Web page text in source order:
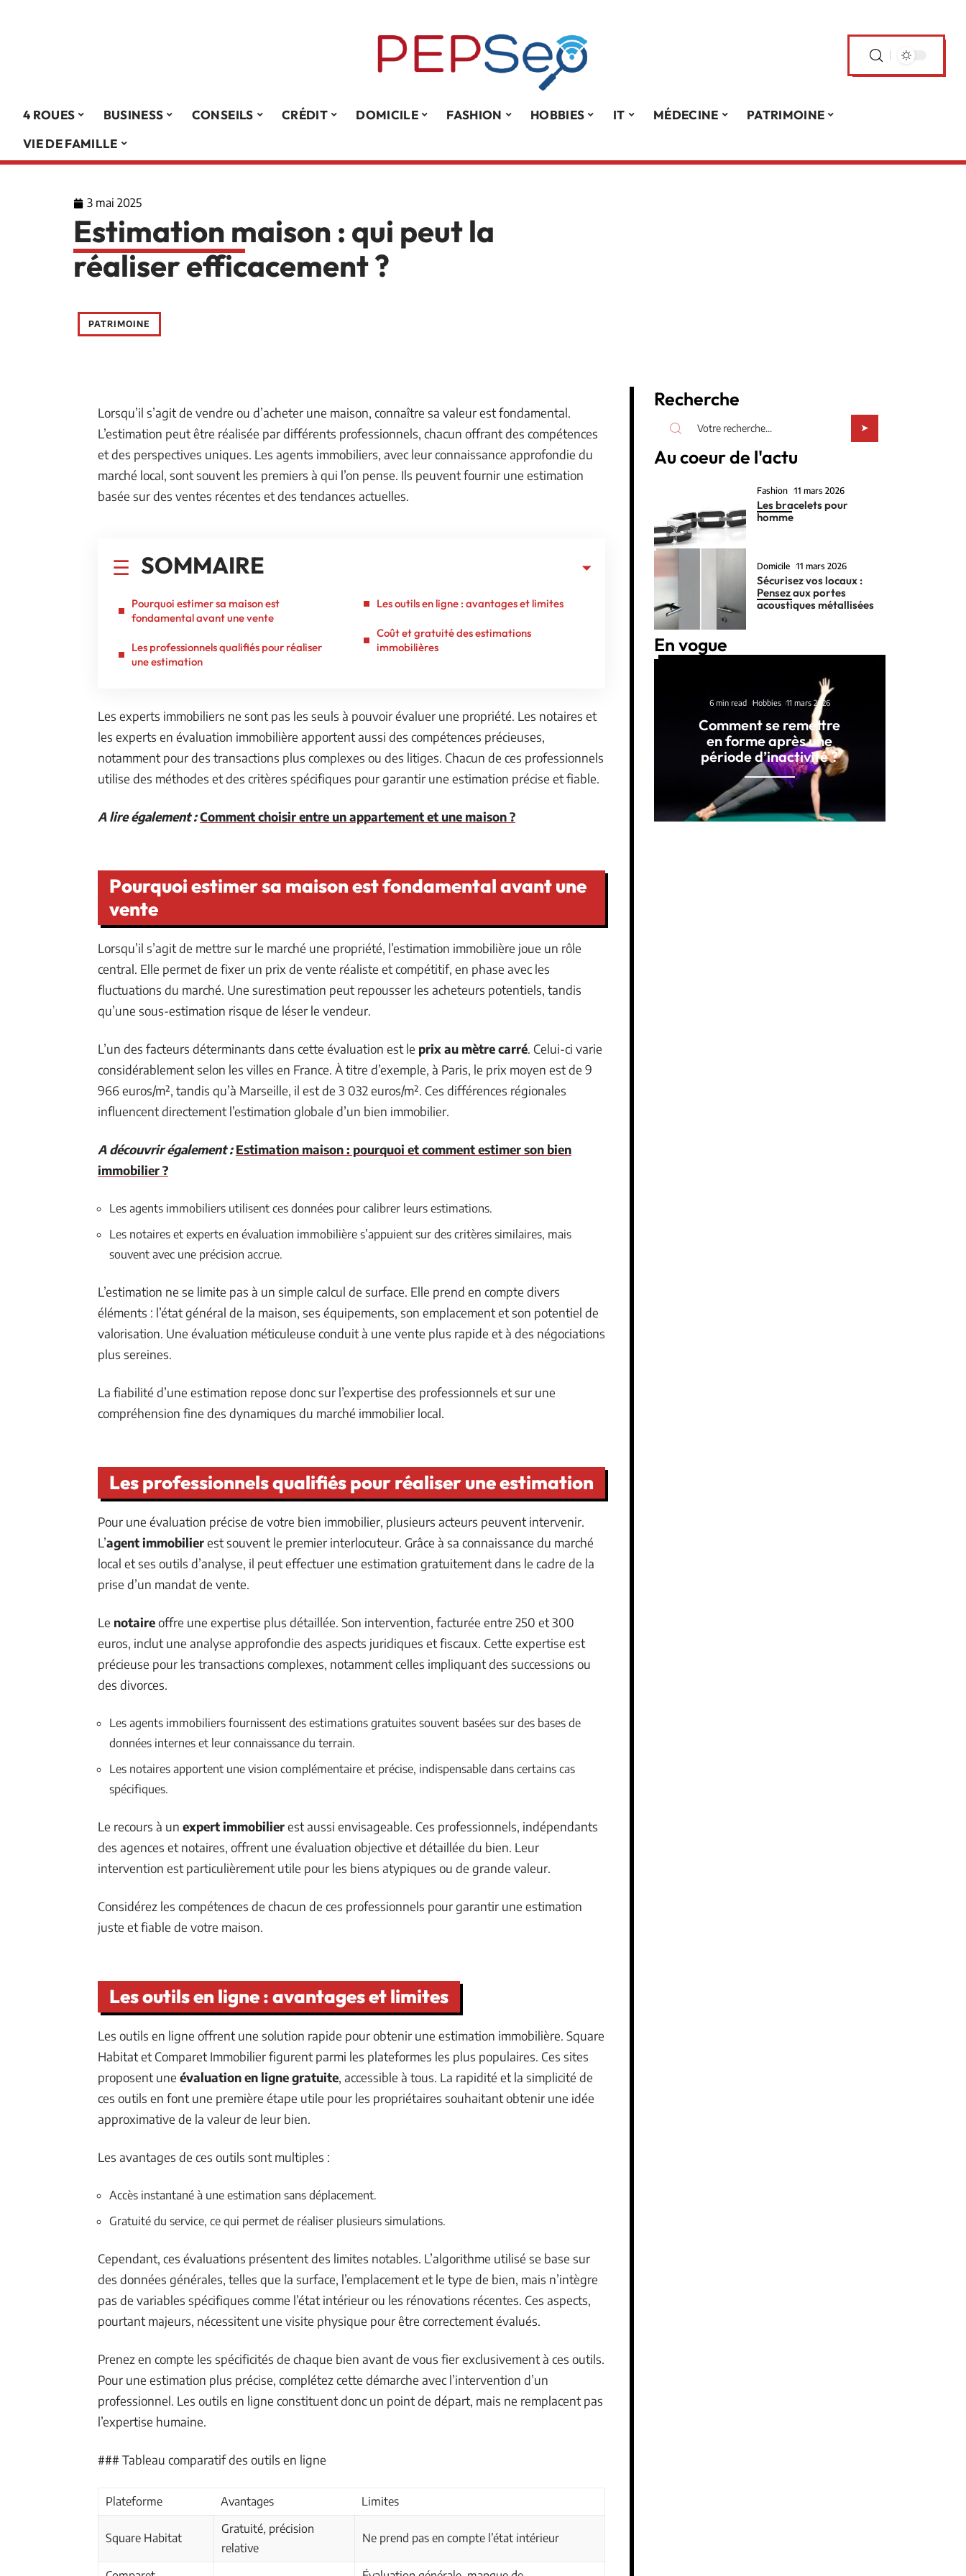
4 ROUES BUSINESS CONSEILS CRÉDIT DOMICILE FASHION HOBBIES IT MÉDECINE
PATRIMOINE
VIE DE FAMILLE
3 mai 2025
Estimation maison : qui peut la
réaliser efficacement ?
PATRIMOINE
Lorsqu’il s’agit de vendre ou d’acheter une maison, connaître sa valeur est fondamental.
L’estimation peut être réalisée par différents professionnels, chacun offrant des compétences
et des perspectives uniques. Les agents immobiliers, avec leur connaissance approfondie du
marché local, sont souvent les premiers à qui l’on pense. Ils peuvent fournir une estimation
basée sur des ventes récentes et des tendances actuelles.
SOMMAIRE
Pourquoi estimer sa maison est
fondamental avant une vente
Les professionnels qualifiés pour réaliser
une estimation
Les outils en ligne : avantages et limites
Coût et gratuité des estimations
immobilières
Les experts immobiliers ne sont pas les seuls à pouvoir évaluer une propriété. Les notaires et
les experts en évaluation immobilière apportent aussi des compétences précieuses,
notamment pour des transactions plus complexes ou des litiges. Chacun de ces professionnels
utilise des méthodes et des critères spécifiques pour garantir une estimation précise et fiable.
A lire également :Comment choisir entre un appartement et une maison ?
Pourquoi estimer sa maison est fondamental avant une
vente
Lorsqu’il s’agit de mettre sur le marché une propriété, l’estimation immobilière joue un rôle
central. Elle permet de fixer un prix de vente réaliste et compétitif, en phase avec les
fluctuations du marché. Une surestimation peut repousser les acheteurs potentiels, tandis
qu’une sous-estimation risque de léser le vendeur.
L’un des facteurs déterminants dans cette évaluation est le prix au mètre carré. Celui-ci varie
considérablement selon les villes en France. À titre d’exemple, à Paris, le prix moyen est de 9
966 euros/m², tandis qu’à Marseille, il est de 3 032 euros/m². Ces différences régionales
influencent directement l’estimation globale d’un bien immobilier.
A découvrir également : Estimation maison : pourquoi et comment estimer son bien
immobilier ?
Les agents immobiliers utilisent ces données pour calibrer leurs estimations.
Les notaires et experts en évaluation immobilière s’appuient sur des critères similaires, mais
souvent avec une précision accrue.
L’estimation ne se limite pas à un simple calcul de surface. Elle prend en compte divers
éléments : l’état général de la maison, ses équipements, son emplacement et son potentiel de
valorisation. Une évaluation méticuleuse conduit à une vente plus rapide et à des négociations
plus sereines.
La fiabilité d’une estimation repose donc sur l’expertise des professionnels et sur une
compréhension fine des dynamiques du marché immobilier local.
Les professionnels qualifiés pour réaliser une estimation
Pour une évaluation précise de votre bien immobilier, plusieurs acteurs peuvent intervenir.
L’agent immobilierest souvent le premier interlocuteur. Grâce à sa connaissance du marché
local et ses outils d’analyse, il peut effectuer une estimation gratuitement dans le cadre de la
prise d’un mandat de vente.
Le notaireoffre une expertise plus détaillée. Son intervention, facturée entre 250 et 300
euros, inclut une analyse approfondie des aspects juridiques et fiscaux. Cette expertise est
précieuse pour les transactions complexes, notamment celles impliquant des successions ou
des divorces.
Les agents immobiliers fournissent des estimations gratuites souvent basées sur des bases de
données internes et leur connaissance du terrain.
Les notaires apportent une vision complémentaire et précise, indispensable dans certains cas
spécifiques.
Le recours à un expert immobilierest aussi envisageable. Ces professionnels, indépendants
des agences et notaires, offrent une évaluation objective et détaillée du bien. Leur
intervention est particulièrement utile pour les biens atypiques ou de grande valeur.
Considérez les compétences de chacun de ces professionnels pour garantir une estimation
juste et fiable de votre maison.
Les outils en ligne : avantages et limites
Les outils en ligne offrent une solution rapide pour obtenir une estimation immobilière. Square
Habitat et Comparet Immobilier figurent parmi les plateformes les plus populaires. Ces sites
proposent une évaluation en ligne gratuite, accessible à tous. La rapidité et la simplicité de
ces outils en font une première étape utile pour les propriétaires souhaitant obtenir une idée
approximative de la valeur de leur bien.
Les avantages de ces outils sont multiples :
Accès instantané à une estimation sans déplacement.
Gratuité du service, ce qui permet de réaliser plusieurs simulations.
Cependant, ces évaluations présentent des limites notables. L’algorithme utilisé se base sur
des données générales, telles que la surface, l’emplacement et le type de bien, mais n’intègre
pas de variables spécifiques comme l’état intérieur ou les rénovations récentes. Ces aspects,
pourtant majeurs, nécessitent une visite physique pour être correctement évalués.
Prenez en compte les spécificités de chaque bien avant de vous fier exclusivement à ces outils.
Pour une estimation plus précise, complétez cette démarche avec l’intervention d’un
professionnel. Les outils en ligne constituent donc un point de départ, mais ne remplacent pas
l’expertise humaine.
### Tableau comparatif des outils en ligne
Plateforme Avantages Limites
Square Habitat
Gratuité, précision
relative
Ne prend pas en compte l’état intérieur
Recherche
Au coeur de l'actu
Fashion 11 mars 2026
Les bracelets pour
homme
Domicile 11 mars 2026
Sécurisez vos locaux :
Pensez aux portes
acoustiques métallisées
En vogue
6 min read Hobbies 11 mars 2026
Comment se remettre
en forme après une
période d’inactivité ?